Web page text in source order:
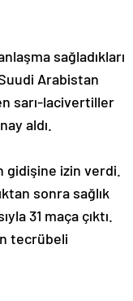
sağladıkları
Arabistan
sarı-lacivertiller
aldı.
gidişine izin verdi.
sonra sağlık
31 maça çıktı.
tecrübeli